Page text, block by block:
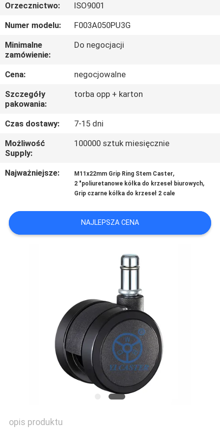
WYCIECZKA
PO
FABRYCE
KONTROLA
JAKOŚCI
SKONTAKTUJ
SIĘ
Z
NAMI
O
WYCENĘ
Orzecznictwo:
ISO9001
Numer modelu:
F003A050PU3G
Minimalne
zamówienie:
Do negocjacji
Cena:
negocjowalne
Szczegóły
pakowania:
torba opp + karton
Czas dostawy:
7-15 dni
Możliwość
Supply:
100000 sztuk miesięcznie
Najważniejsze: M11x22mm Grip Ring Stem Caster,
2 "poliuretanowe kółka do krzeseł biurowych,
Grip czarne kółka do krzeseł 2 cale
NAJLEPSZA CENA
opis produktu